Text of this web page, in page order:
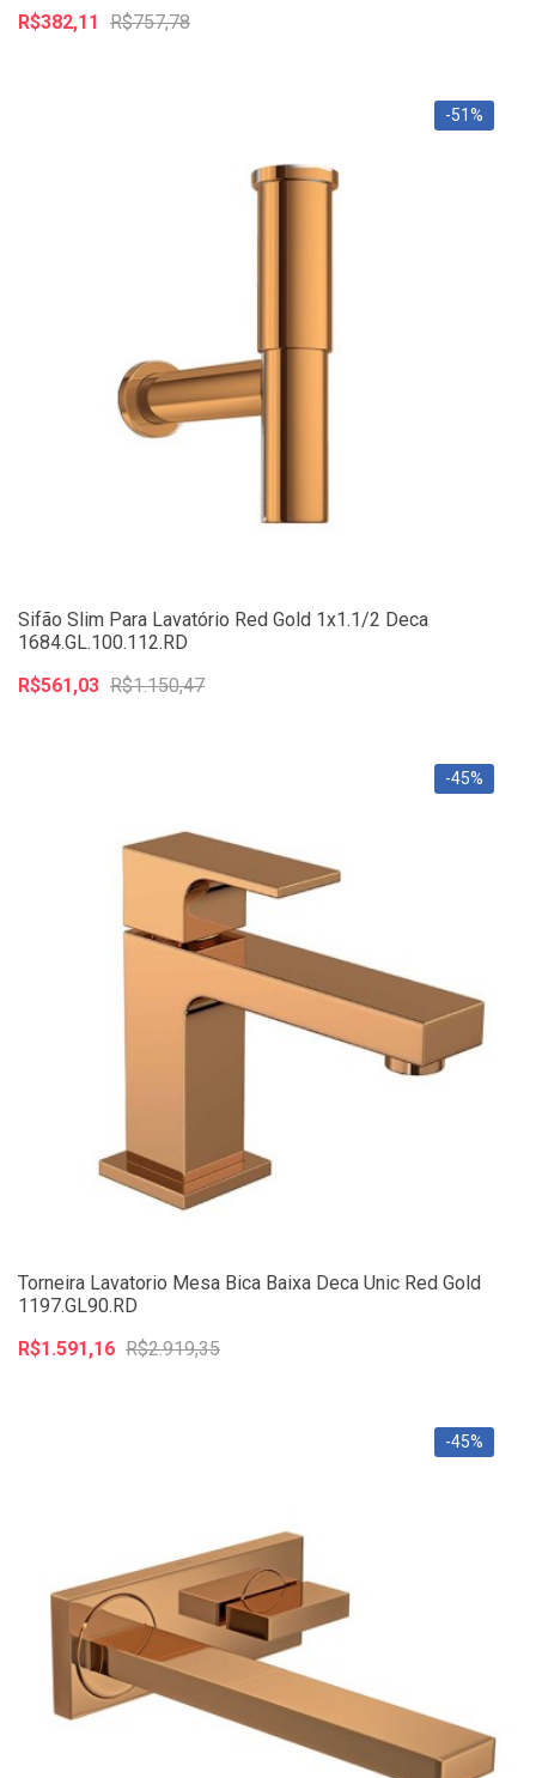
R$382,11 R$757,78
-51%
Sifão Slim Para Lavatório Red Gold 1x1.1/2 Deca
1684.GL.100.112.RD
R$561,03 R$1.150,47
-45%
Torneira Lavatorio Mesa Bica Baixa Deca Unic Red Gold
1197.GL90.RD
R$1.591,16 R$2.919,35
-45%